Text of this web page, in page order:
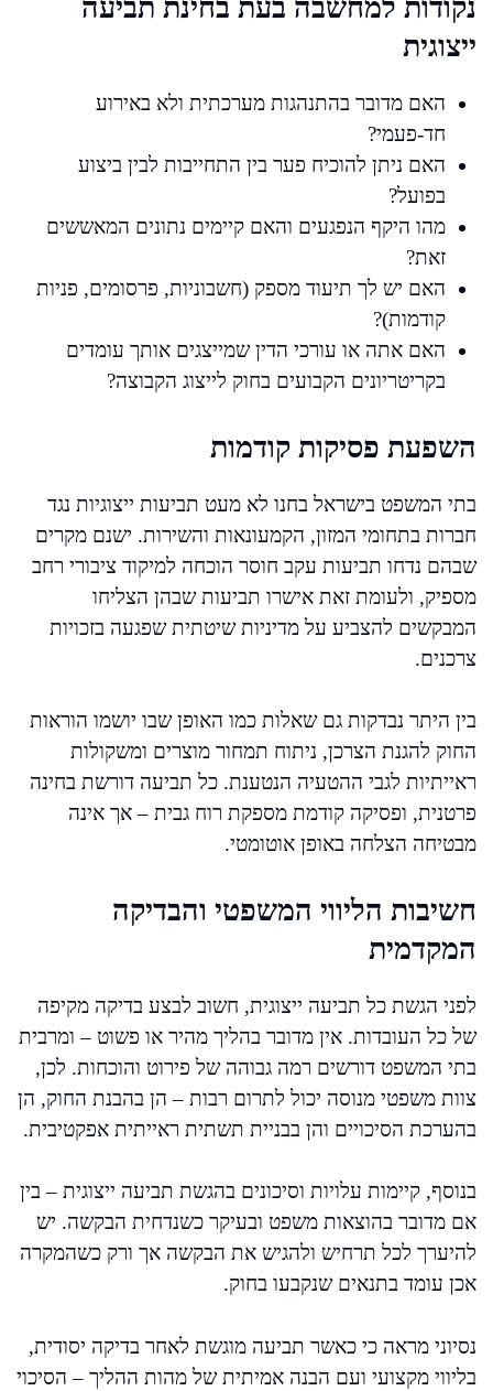
נקודות למחשבה בעת בחינת תביעה
ייצוגית
האם מדובר בהתנהגות מערכתית ולא באירוע
חד-פעמי?
האם ניתן להוכיח פער בין התחייבות לבין ביצוע
בפועל?
מהו היקף הנפגעים והאם קיימים נתונים המאששים
זאת?
האם יש לך תיעוד מספק (חשבוניות, פרסומים, פניות
קודמות)?
האם אתה או עורכי הדין שמייצגים אותך עומדים
בקריטריונים הקבועים בחוק לייצוג הקבוצה?
השפעת פסיקות קודמות
בתי המשפט בישראל בחנו לא מעט תביעות ייצוגיות נגד
חברות בתחומי המזון, הקמעונאות והשירות. ישנם מקרים
שבהם נדחו תביעות עקב חוסר הוכחה למיקוד ציבורי רחב
מספיק, ולעומת זאת אישרו תביעות שבהן הצליחו
המבקשים להצביע על מדיניות שיטתית שפגעה בזכויות
צרכנים.
בין היתר נבדקות גם שאלות כמו האופן שבו יושמו הוראות
החוק להגנת הצרכן, ניתוח תמחור מוצרים ומשקולות
ראייתיות לגבי ההטעיה הנטענת. כל תביעה דורשת בחינה
פרטנית, ופסיקה קודמת מספקת רוח גבית – אך אינה
מבטיחה הצלחה באופן אוטומטי.
חשיבות הליווי המשפטי והבדיקה
המקדמית
לפני הגשת כל תביעה ייצוגית, חשוב לבצע בדיקה מקיפה
של כל העובדות. אין מדובר בהליך מהיר או פשוט – ומרבית
בתי המשפט דורשים רמה גבוהה של פירוט והוכחות. לכן,
צוות משפטי מנוסה יכול לתרום רבות – הן בהבנת החוק, הן
בהערכת הסיכויים והן בבניית תשתית ראייתית אפקטיבית.
בנוסף, קיימות עלויות וסיכונים בהגשת תביעה ייצוגית – בין
אם מדובר בהוצאות משפט ובעיקר כשנדחית הבקשה. יש
להיערך לכל תרחיש ולהגיש את הבקשה אך ורק כשהמקרה
אכן עומד בתנאים שנקבעו בחוק.
נסיוני מראה כי כאשר תביעה מוגשת לאחר בדיקה יסודית,
בליווי מקצועי ועם הבנה אמיתית של מהות ההליך – הסיכוי